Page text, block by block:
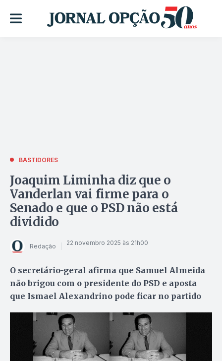
BASTIDORES
Joaquim Liminha diz que o
Vanderlan vai firme para o
Senado e que o PSD não está
dividido
Redação 22 novembro 2025 às 21h00
O secretário-geral afirma que Samuel Almeida
não brigou com o presidente do PSD e aposta
que Ismael Alexandrino pode ficar no partido